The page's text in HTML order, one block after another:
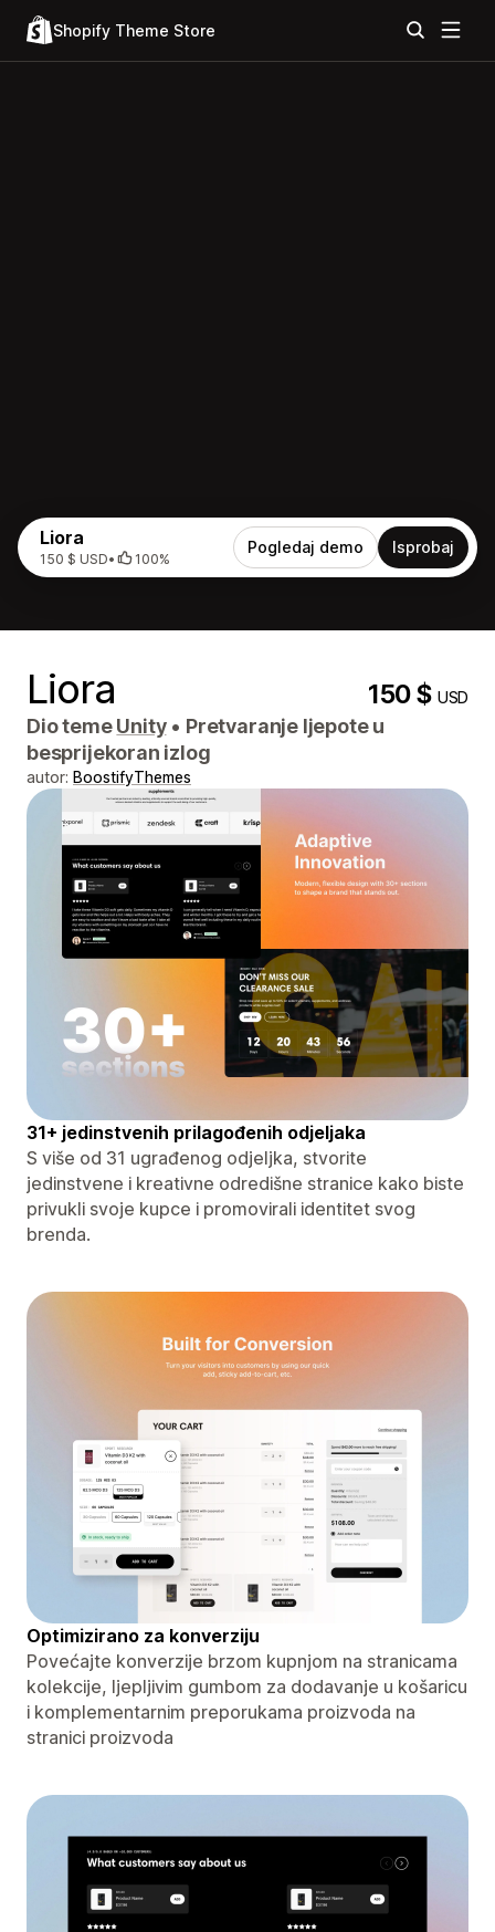
Shopify Theme Store
Liora
150 $ USD• 100%
Pogledaj demo Isprobaj
Liora 150 $USD
Dio temeUnity • Pretvaranje ljepote u
besprijekoran izlog
autor: BoostifyThemes
31+ jedinstvenih prilagođenih odjeljaka
S više od 31 ugrađenog odjeljka, stvorite
jedinstvene i kreativne odredišne ​​stranice kako biste
privukli svoje kupce i promovirali identitet svog
brenda.
Optimizirano za konverziju
Povećajte konverzije brzom kupnjom na stranicama
kolekcije, ljepljivim gumbom za dodavanje u košaricu
i komplementarnim preporukama proizvoda na
stranici proizvoda